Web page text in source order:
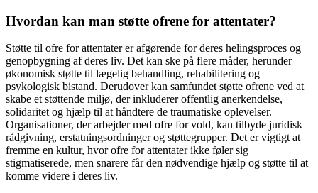
Hvordan kan man støtte ofrene for attentater?
Støtte til ofre for attentater er afgørende for deres helingsproces og
genopbygning af deres liv. Det kan ske på flere måder, herunder
økonomisk støtte til lægelig behandling, rehabilitering og
psykologisk bistand. Derudover kan samfundet støtte ofrene ved at
skabe et støttende miljø, der inkluderer offentlig anerkendelse,
solidaritet og hjælp til at håndtere de traumatiske oplevelser.
Organisationer, der arbejder med ofre for vold, kan tilbyde juridisk
rådgivning, erstatningsordninger og støttegrupper. Det er vigtigt at
fremme en kultur, hvor ofre for attentater ikke føler sig
stigmatiserede, men snarere får den nødvendige hjælp og støtte til at
komme videre i deres liv.